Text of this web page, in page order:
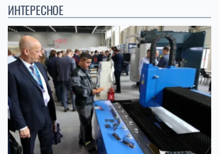
ИНТЕРЕСНОЕ